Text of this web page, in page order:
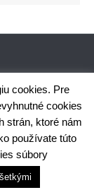
SK25 5600 0000
osobných údajov
s využitím
cookies. Pre
cookies
strán, ktoré nám
používate túto
súbory